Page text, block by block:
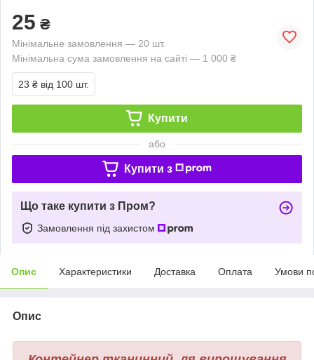
25 ₴
Мінімальне замовлення — 20 шт.
Мінімальна сума замовлення на сайті — 1 000 ₴
23 ₴ від 100 шт.
Купити
або
Купити з
Що таке купити з Пром?
Замовлення під захистом
Опис Характеристики Доставка Оплата Умови
Опис